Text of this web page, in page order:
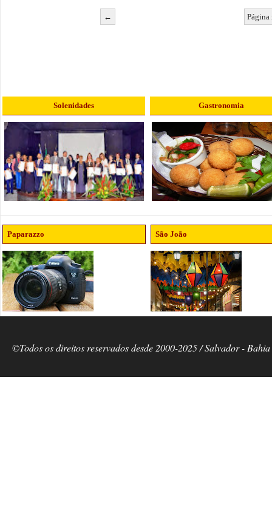
←
Solenidades Gastronomia
Paparazzo São João
©Todos os direitos reservados desde 2000-2025 / Salvador -